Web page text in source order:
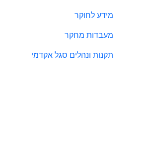
מידע לחוקר
מעבדות מחקר
תקנות ונהלים סגל אקדמי